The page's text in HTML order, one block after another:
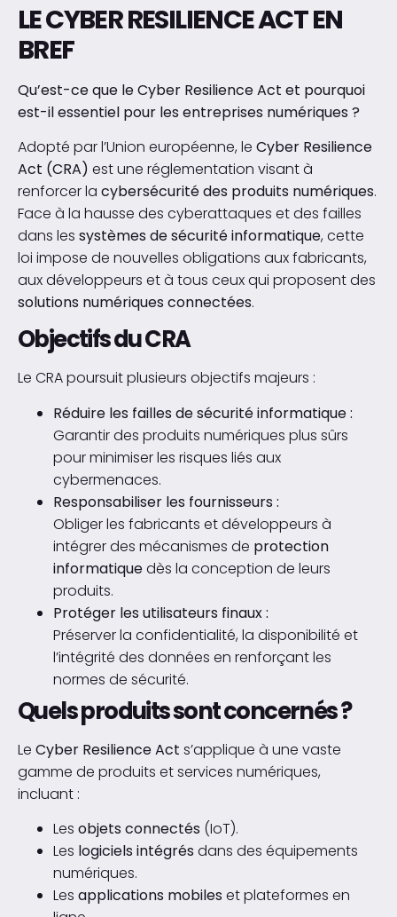
LE CYBER RESILIENCE ACT EN
BREF
Qu’est-ce que le Cyber Resilience Act et pourquoi
est-il essentiel pour les entreprises numériques ?
Adopté par l’Union européenne, le Cyber Resilience
Act (CRA) est une réglementation visant à
renforcer la cybersécurité des produits numériques.
Face à la hausse des cyberattaques et des failles
dans les systèmes de sécurité informatique, cette
loi impose de nouvelles obligations aux fabricants,
aux développeurs et à tous ceux qui proposent des
solutions numériques connectées.
Objectifs du CRA
Le CRA poursuit plusieurs objectifs majeurs :
Réduire les failles de sécurité informatique :
Garantir des produits numériques plus sûrs
pour minimiser les risques liés aux
cybermenaces.
Responsabiliser les fournisseurs :
Obliger les fabricants et développeurs à
intégrer des mécanismes de protection
informatiquedès la conception de leurs
produits.
Protéger les utilisateurs finaux :
Préserver la confidentialité, la disponibilité et
l’intégrité des données en renforçant les
normes de sécurité.
Quels produits sont concernés ?
Le Cyber Resilience Act s’applique à une vaste
gamme de produits et services numériques,
incluant :
Les objets connectés (IoT).
Les logiciels intégrés dans des équipements
numériques.
Les applications mobiles et plateformes en